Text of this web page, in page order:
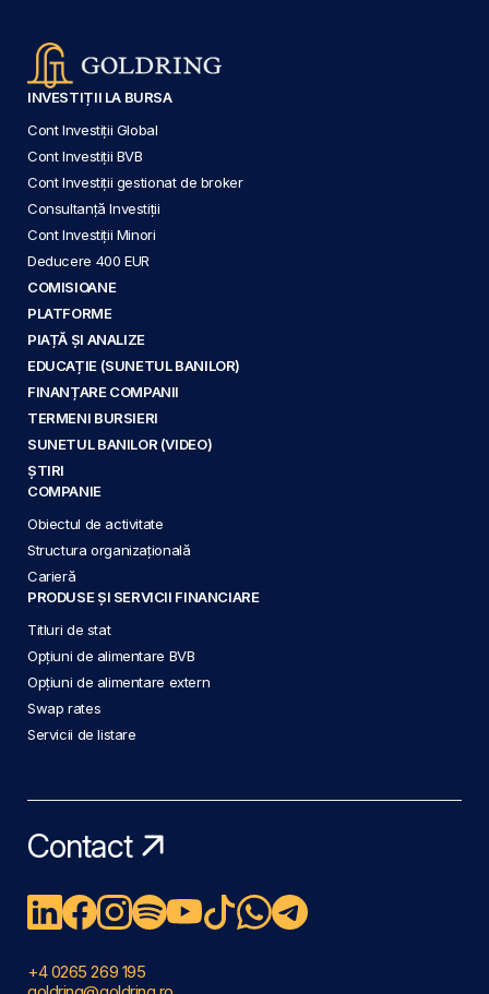
INVESTIȚII LA BURSA
Cont Investiții Global
Cont Investiții BVB
Cont Investiții gestionat de broker
Consultanță Investiții
Cont Investiții Minori
Deducere 400 EUR
COMISIOANE
PLATFORME
PIAȚĂ ȘI ANALIZE
EDUCAȚIE (SUNETUL BANILOR)
FINANȚARE COMPANII
TERMENI BURSIERI
SUNETUL BANILOR (VIDEO)
ȘTIRI
COMPANIE
Obiectul de activitate
Structura organizațională
Carieră
PRODUSE ȘI SERVICII FINANCIARE
Titluri de stat
Opțiuni de alimentare BVB
Opțiuni de alimentare extern
Swap rates
Servicii de listare
Contact
+4 0265 269 195